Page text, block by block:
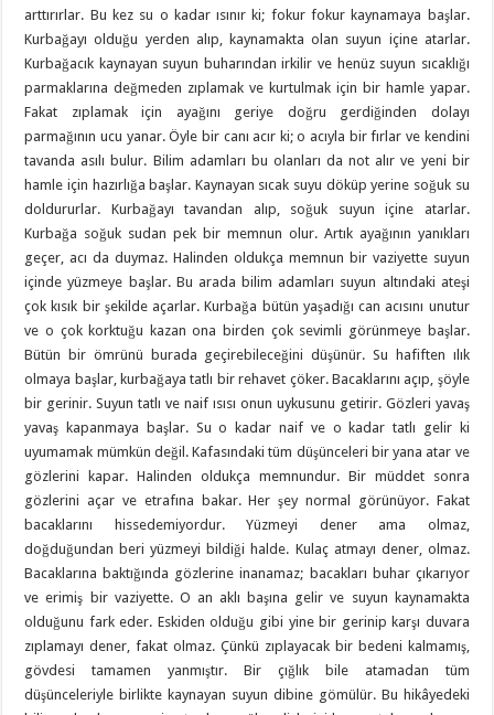
arttırırlar. Bu kez su o kadar ısınır ki; fokur fokur kaynamaya başlar.
Kurbağayı olduğu yerden alıp, kaynamakta olan suyun içine atarlar.
Kurbağacık kaynayan suyun buharından irkilir ve henüz suyun sıcaklığı
parmaklarına değmeden zıplamak ve kurtulmak için bir hamle yapar.
Fakat zıplamak için ayağını geriye doğru gerdiğinden dolayı
parmağının ucu yanar. Öyle bir canı acır ki; o acıyla bir fırlar ve kendini
tavanda asılı bulur. Bilim adamları bu olanları da not alır ve yeni bir
hamle için hazırlığa başlar. Kaynayan sıcak suyu döküp yerine soğuk su
doldururlar. Kurbağayı tavandan alıp, soğuk suyun içine atarlar.
Kurbağa soğuk sudan pek bir memnun olur. Artık ayağının yanıkları
geçer, acı da duymaz. Halinden oldukça memnun bir vaziyette suyun
içinde yüzmeye başlar. Bu arada bilim adamları suyun altındaki ateşi
çok kısık bir şekilde açarlar. Kurbağa bütün yaşadığı can acısını unutur
ve o çok korktuğu kazan ona birden çok sevimli görünmeye başlar.
Bütün bir ömrünü burada geçirebileceğini düşünür. Su hafiften ılık
olmaya başlar, kurbağaya tatlı bir rehavet çöker. Bacaklarını açıp, şöyle
bir gerinir. Suyun tatlı ve naif ısısı onun uykusunu getirir. Gözleri yavaş
yavaş kapanmaya başlar. Su o kadar naif ve o kadar tatlı gelir ki
uyumamak mümkün değil. Kafasındaki tüm düşünceleri bir yana atar ve
gözlerini kapar. Halinden oldukça memnundur. Bir müddet sonra
gözlerini açar ve etrafına bakar. Her şey normal görünüyor. Fakat
bacaklarını hissedemiyordur. Yüzmeyi dener ama olmaz,
doğduğundan beri yüzmeyi bildiği halde. Kulaç atmayı dener, olmaz.
Bacaklarına baktığında gözlerine inanamaz; bacakları buhar çıkarıyor
ve erimiş bir vaziyette. O an aklı başına gelir ve suyun kaynamakta
olduğunu fark eder. Eskiden olduğu gibi yine bir gerinip karşı duvara
zıplamayı dener, fakat olmaz. Çünkü zıplayacak bir bedeni kalmamış,
gövdesi tamamen yanmıştır. Bir çığlık bile atamadan tüm
düşünceleriyle birlikte kaynayan suyun dibine gömülür. Bu hikâyedeki